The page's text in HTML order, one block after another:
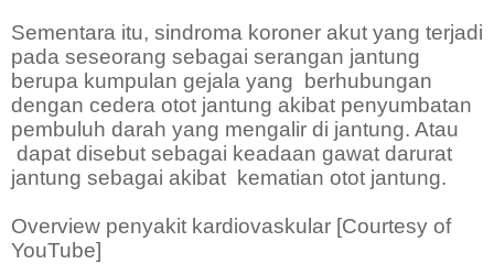
Sementara itu, sindroma koroner akut yang terjadi
pada seseorang sebagai serangan jantung
berupa kumpulan gejala yang
berhubungan
dengan cedera otot jantung akibat penyumbatan
pembuluh darah yang mengalir di jantung. Atau
dapat disebut sebagai keadaan gawat darurat
jantung sebagai akibat
kematian otot jantung.
Overview penyakit kardiovaskular [Courtesy of
YouTube]